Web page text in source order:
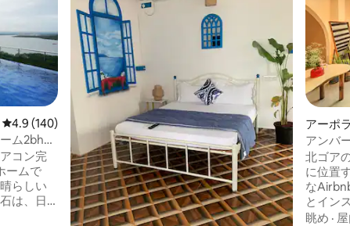
レビュー140件、5つ星中4.9つ星の平均評価
4.9 (140)
ム2bhk
コン完
ームで
らしい
は、日
バルコ
アーポ
アンバ
ート｜
北ゴア
に位置
な
とイン
しょう。 おひとり様、カップル、
眺め ·